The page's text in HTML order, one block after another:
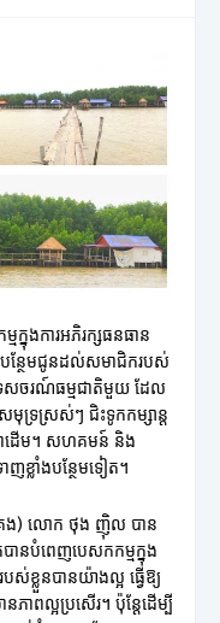
ក្នុងការអភិរក្សធនធាន
បន្ថែមជូនដល់សមាជិករបស់
េសចរណ៍ធម្មជាតិមួយ ដែល
ទ្រស្រស់ៗ ជិះទូកកម្សាន្ត
ាដើម។ សហគមន៍ និង
ញខ្លាំងបន្ថែមទៀត។
ែង) លោក ថុង ញ៉ិល បាន
នបំពេញបេសកកម្មក្នុង
ស់ខ្លួនបានយ៉ាងល្អ ធ្វើឱ្យ
ពល្អប្រសើរ។ ប៉ុន្តែដើម្បី